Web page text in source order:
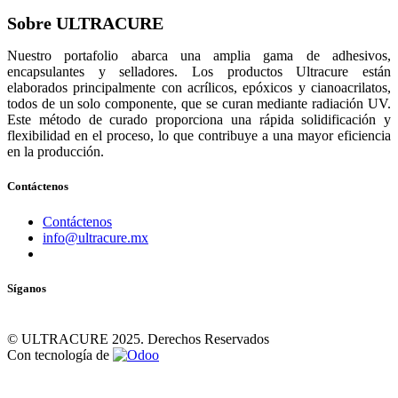
Sobre ULTRACURE
Nuestro portafolio abarca una amplia gama de adhesivos,
encapsulantes y selladores. Los productos Ultracure están
elaborados principalmente con acrílicos, epóxicos y cianoacrilatos,
todos de un solo componente, que se curan mediante radiación UV.
Este método de curado proporciona una rápida solidificación y
flexibilidad en el proceso, lo que contribuye a una mayor eficiencia
en la producción.
Contáctenos
Contáctenos
info@ultracure.mx
Síganos
© ULTRACURE 2025. Derechos Reservados
Con tecnología de